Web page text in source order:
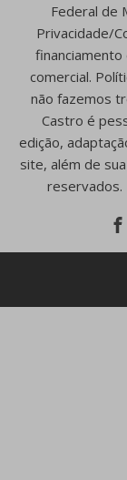
Federal de
Privacidade/
comercial.
não fazemos
Castro é
edição,
site, além de